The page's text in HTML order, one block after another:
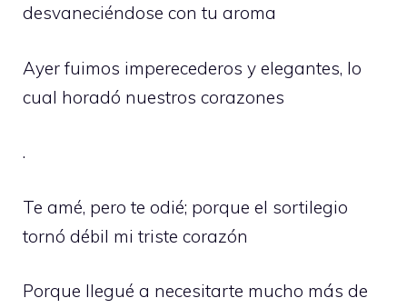
desvaneciéndose con tu aroma
Ayer fuimos imperecederos y elegantes, lo
cual horadó nuestros corazones
.
Te amé, pero te odié; porque el sortilegio
tornó débil mi triste corazón
Porque llegué a necesitarte mucho más de